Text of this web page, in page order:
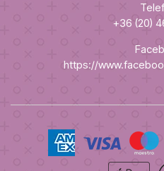
+36 (20)
https://